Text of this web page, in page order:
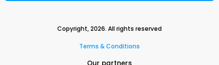
Copyright,2026. All rights reserved
Terms & Conditions